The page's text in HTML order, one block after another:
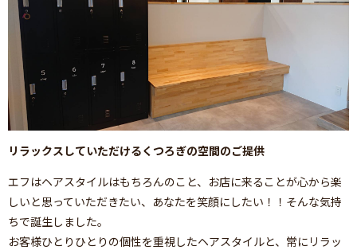
リラックスしていただけるくつろぎの空間のご提供
エフはヘアスタイルはもちろんのこと、お店に来ることが心から楽
しいと思っていただきたい、あなたを笑顔にしたい！！そんな気持
ちで誕生しました。
お客様ひとりひとりの個性を重視したヘアスタイルと、常にリラッ